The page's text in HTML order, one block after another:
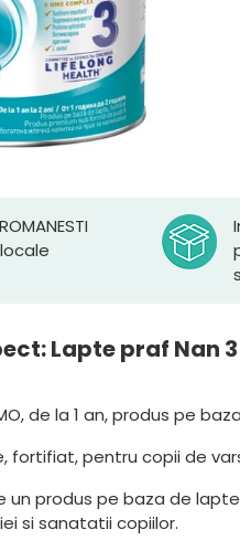
Lapte praf Nan
de la 1 an, produs pe
fortifiat, pentru copii de
un produs pe baza de
si sanatatii copiilor.